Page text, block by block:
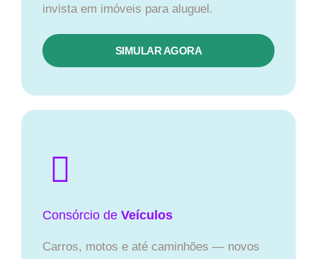
invista em imóveis para aluguel.
SIMULAR AGORA​
Consórcio de Veículos
Carros, motos e até caminhões — novos